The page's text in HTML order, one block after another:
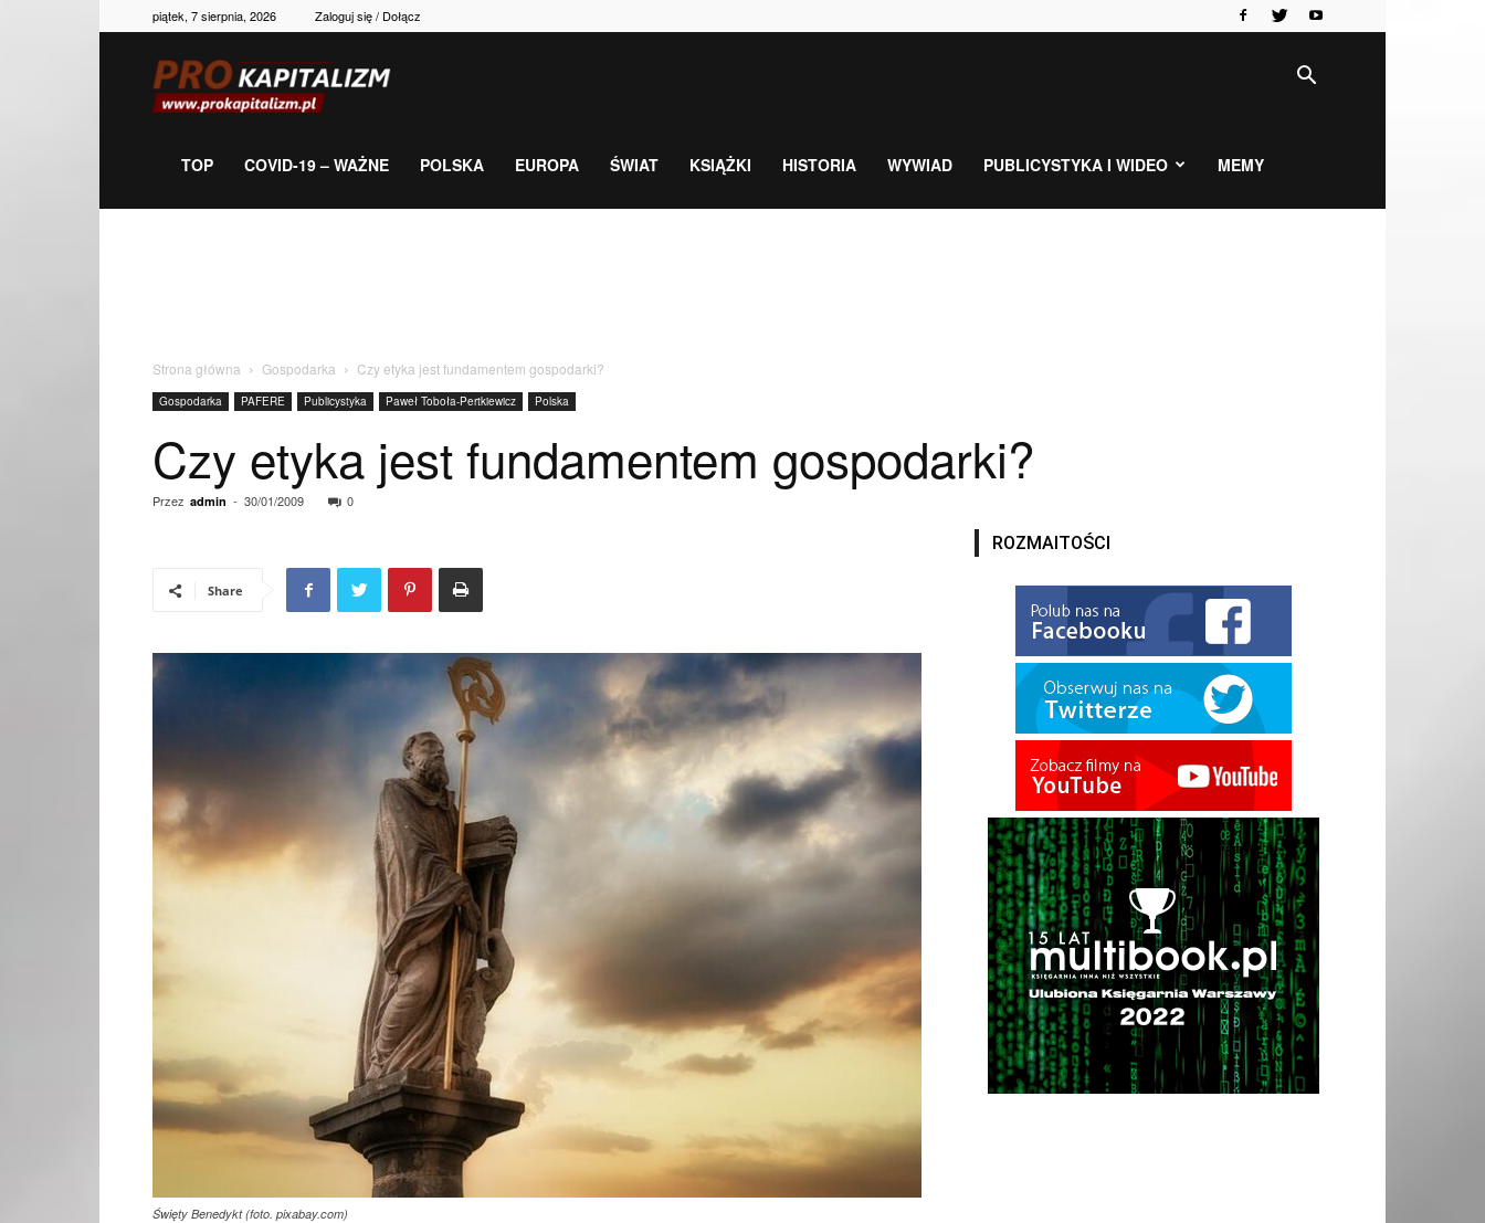
piątek, 7 sierpnia, 2026 Zaloguj się / Dołącz
gospodarka,
TOP COVID-19 – WAŻNE POLSKA EUROPA ŚWIAT KSIĄŻKI HISTORIA WYWIAD PUBLICYSTYKA I WIDEO MEMY
Strona główna Gospodarka Czy etyka jest fundamentem gospodarki?
Gospodarka PAFERE Publicystyka Paweł Toboła-Pertkiewicz Polska
Czy etyka jest fundamentem gospodarki?
Przez admin - 30/01/2009 0
Share
Święty Benedykt (foto. pixabay.com)
ROZMAITOŚCI